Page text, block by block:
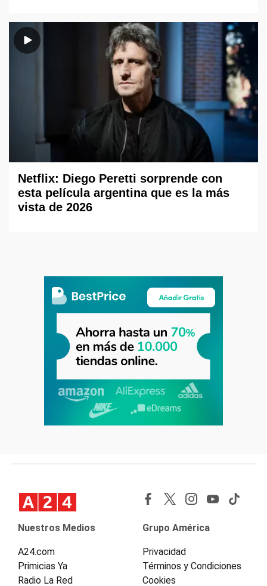
Netflix: Diego Peretti sorprende con
esta película argentina que es la más
vista de 2026
Nuestros Medios
A24.com
Primicias Ya
Radio La Red
Grupo América
Privacidad
Términos y Condiciones
Cookies